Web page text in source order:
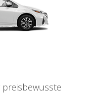
preisbewusste